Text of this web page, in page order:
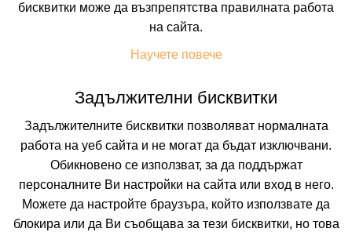
УДОБСТВА В ХОТЕЛА FAQ ЗА ХОТЕЛА
Собствен
11.08.2026 5 нощувки
Настаняване
бисквитки може да възпрепятства правилната работа
на сайта.
Научете повече
Задължителни бисквитки
Задължителните бисквитки позволяват нормалната
работа на уеб сайта и не могат да бъдат изключвани.
Обикновено се използват, за да поддържат
персоналните Ви настройки на сайта или вход в него.
Можете да настройте браузъра, който използвате да
блокира или да Ви съобщава за тези бисквитки, но това